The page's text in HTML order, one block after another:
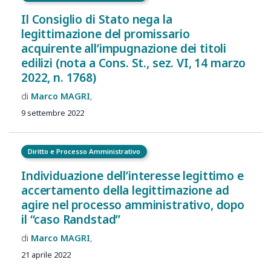
Il Consiglio di Stato nega la
legittimazione del promissario
acquirente all’impugnazione dei titoli
edilizi (nota a Cons. St., sez. VI, 14 marzo
2022, n. 1768)
Marco MAGRI
9 settembre 2022
Diritto e Processo Amministrativo
Individuazione dell’interesse legittimo e
accertamento della legittimazione ad
agire nel processo amministrativo, dopo
il “caso Randstad”
Marco MAGRI
21 aprile 2022